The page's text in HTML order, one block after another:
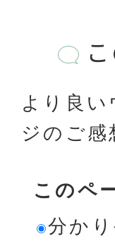
より良
ジのご
このペ
分か